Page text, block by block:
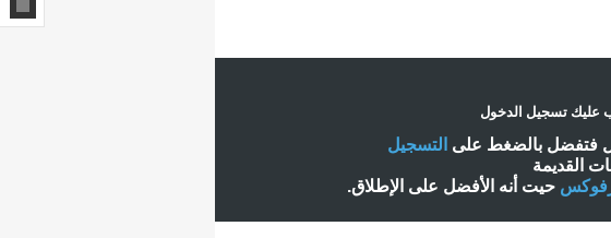
عليك تسجيل الدخول
فتفضل بالضغط على التسجيل
القديمة
حيت أنه الأفضل على الإطلاق.